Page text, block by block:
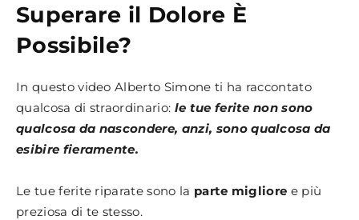
Superare il Dolore È
Possibile?
In questo video Alberto Simone ti ha raccontato
qualcosa di straordinario: le tue ferite non sono
qualcosa da nascondere, anzi, sono qualcosa da
esibire fieramente.
Le tue ferite riparate sono la parte migliore e più
preziosa di te stesso.